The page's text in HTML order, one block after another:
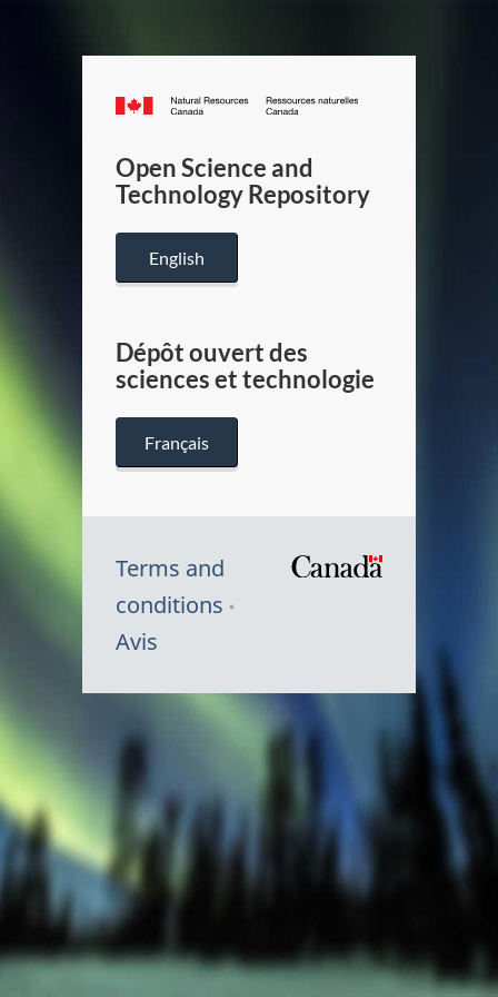
Canada.ca
/
Canada
Open Science and
Technology Repository
English
Dépôt ouvert des
sciences et technologie
Français
Terms and
conditions
Avis
Canada